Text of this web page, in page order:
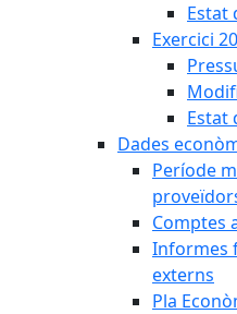
Estat
Exercici
Estat
Dades
Període
Comptes
Informes
externs
Pla